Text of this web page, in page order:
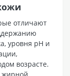
отличают
уровня pH и
возрасте.